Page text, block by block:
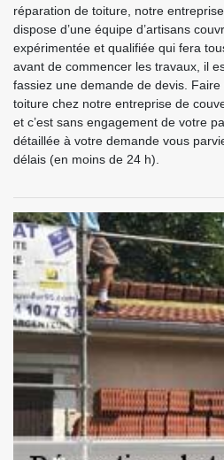
réparation de toiture, notre
dispose d’une équipe d’artisans
expérimentée et qualifiée qui fera
avant de commencer les travaux, il
fassiez une demande de devis.
toiture chez notre entreprise de
et c’est sans engagement de votre
détaillée à votre demande vous
délais (en moins de 24 h).